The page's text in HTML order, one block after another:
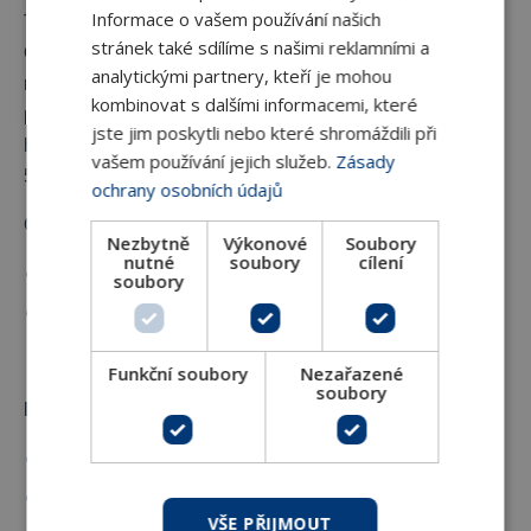
Tlakově nezávislé 2-cestné regulační ventily Frese
Optima jsou závitové armatury určené zejména pro
regulaci výkonu spotřebičů změnou preůtoku (soustavy s
proměnným průtokem) a zároveň pro zajištěnÍ
hydraulické stability rozvodu. Jsou k dispozici v DN 15–
50.
Oblast použití:
Rozvody vytápění a chlazení
Soustavy centralizovaného zásobování teplem
Regulace výkonu spotřebiče změnou průtoku
Přednastavení nominálního průtoku okruhem spotřebiče
Informace o vašem používání našich
stránek také sdílíme s našimi reklamními a
analytickými partnery, kteří je mohou
kombinovat s dalšími informacemi, které
jste jim poskytli nebo které shromáždili při
vašem používání jejich služeb. Zásady
ochrany osobních údajů
Nezbytně
nutné
soubory
Výkonové
soubory
Soubory
cílení
Funkční soubory
Nezařazené
soubory
VŠE PŘIJMOUT